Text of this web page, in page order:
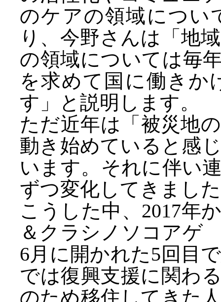
のケアの領域につい
り、今野さんは「地
の領域については毎
を求めて国に働きか
す」と説明します。
ただ近年は「被災地
動き始めていると感
います。それに伴い
ずつ変化してきまし
こうした中、2017年
＆クラシノソコアゲ
6月に開かれた5回目
では復興支援に関わ
のため移住してきた